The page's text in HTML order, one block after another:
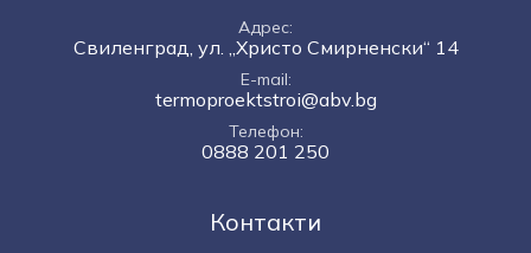
Контакти
Адрес
Свиленград, ул. „Христо Смирненски“ 14
E-mail
termoproektstroi@abv.bg
Телефон
0888 201 250